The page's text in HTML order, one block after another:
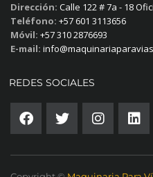
Dirección: Calle 122 # 7a - 18
Teléfono: +57 601 3113656
Móvil: +57 310 2876693
E-mail:
REDES SOCIALES